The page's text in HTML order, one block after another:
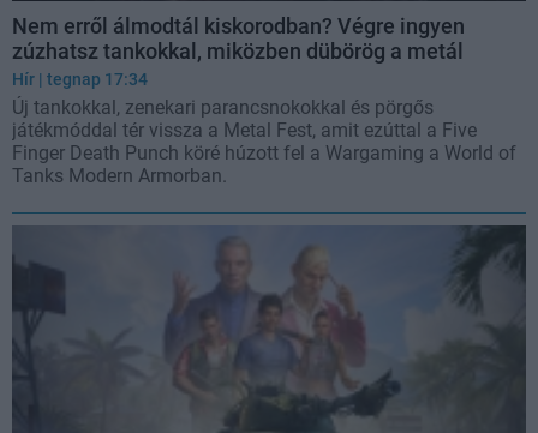
Nem erről álmodtál kiskorodban? Végre ingyen
zúzhatsz tankokkal, miközben dübörög a metál
Hír | tegnap 17:34
Új tankokkal, zenekari parancsnokokkal és pörgős
játékmóddal tér vissza a Metal Fest, amit ezúttal a Five
Finger Death Punch köré húzott fel a Wargaming a World of
Tanks Modern Armorban.